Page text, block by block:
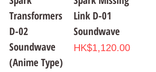
Transformers
D-02
Soundwave
(Anime Type)
Link D-01
Soundwave
Price
HK$1,120.00